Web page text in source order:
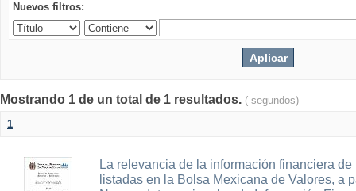
Nuevos filtros:
Mostrando 1 de un total de 1 resultados. ( segundos)
1
La relevancia de la información financiera
listadas en la Bolsa Mexicana de Valores, a